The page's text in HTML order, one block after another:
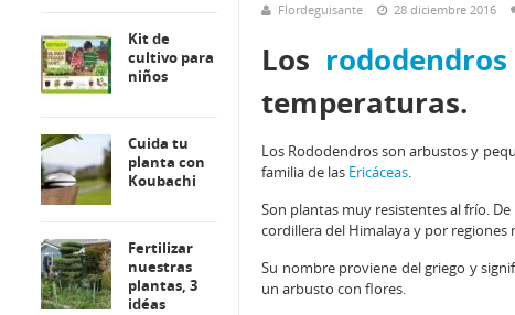
Flordeguisante 28 diciembre 2016
Los rododendros
temperaturas.
Los Rododendros son arbustos y
familia de las Ericáceas.
Son plantas muy resistentes al frío.
cordillera del Himalaya y por
Su nombre proviene del griego y
un arbusto con flores.
Kit de
cultivo para
niños
Cuida tu
planta con
Koubachi
Fertilizar
nuestras
plantas, 3
idéas